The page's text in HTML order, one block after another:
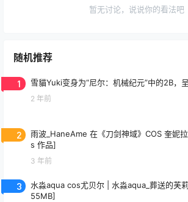
暂无讨论，说说你的看法吧
随机推荐
1 雪貓Yuki变身为“尼尔：机械纪元”中的2B，
2 年前
2
雨波_HaneAme 在《刀剑神域》COS 奎妮
s 作品]
3 年前
3
水淼aqua cos尤贝尔 | 水淼aqua_葬送的芙
55MB]